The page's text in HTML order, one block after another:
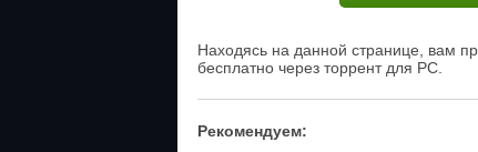
Находясь на данной странице, вам
бесплатно через торрент для PC.
Рекомендуем: